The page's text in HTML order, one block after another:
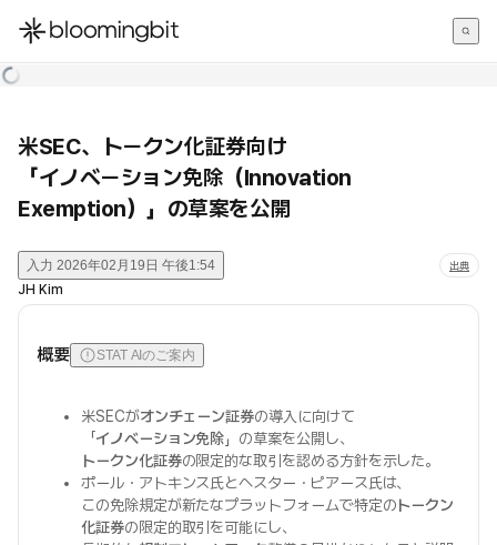
한국어
米SEC、トークン化証券向け
「イノベーション免除（Innovation
Exemption）」の草案を公開
入力 2026年02月19日 午後1:54 出典
JH Kim
概要 STAT AIのご案内
米SECがオンチェーン証券の導入に向けて
「イノベーション免除」の草案を公開し、
トークン化証券の限定的な取引を認める方針を示した。
ポール・アトキンス氏とヘスター・ピアース氏は、
この免除規定が新たなプラットフォームで特定のトークン
化証券の限定的取引を可能にし、